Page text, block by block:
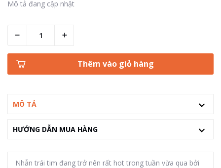
Mô tả đang cập nhật
Thêm vào giỏ hàng
MÔ TẢ
HƯỚNG DẪN MUA HÀNG
Nhẫn trái tim đang trở nên rất hot trong tuần vừa qua bởi